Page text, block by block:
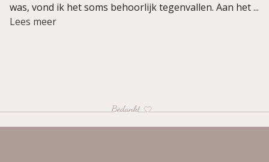
was, vond ik het soms behoorlijk tegenvallen. Aan het ...
Lees meer